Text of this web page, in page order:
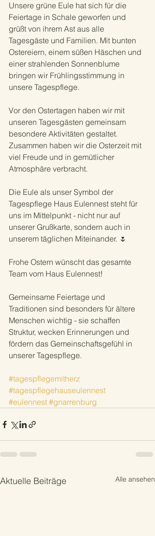
Unsere grüne Eule hat sich für die
Feiertage in Schale geworfen und
grüßt von ihrem Ast aus alle
Tagesgäste und Familien. Mit bunten
Ostereiern, einem süßen Häschen und
einer strahlenden Sonnenblume
bringen wir Frühlingsstimmung in
unsere Tagespflege.
Vor den Ostertagen haben wir mit
unseren Tagesgästen gemeinsam
besondere Aktivitäten gestaltet.
Zusammen haben wir die Osterzeit mit
viel Freude und in gemütlicher
Atmosphäre verbracht.
Die Eule als unser Symbol der
Tagespflege Haus Eulennest steht für
uns im Mittelpunkt - nicht nur auf
unserer Grußkarte, sondern auch in
unserem täglichen Miteinander. 🌷
Frohe Ostern wünscht das gesamte
Team vom Haus Eulennest!
Gemeinsame Feiertage und
Traditionen sind besonders für ältere
Menschen wichtig - sie schaffen
Struktur, wecken Erinnerungen und
fördern das Gemeinschaftsgefühl in
unserer Tagespflege.
#tagespflegemitherz
#tagespflegehauseulennest
#eulennest #gnarrenburg
Aktuelle Beiträge Alle ansehen